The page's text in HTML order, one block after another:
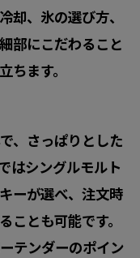
却、氷の選び方、
部にこだわること
ちます。
、さっぱりとした
はシングルモルト
ーが選べ、注文時
ことも可能です。
テンダーのポイン